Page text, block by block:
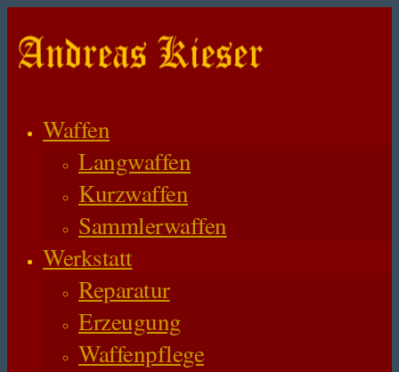
Waffen
Langwaffen
Kurzwaffen
Sammlerwaffen
Werkstatt
Reparatur
Erzeugung
Waffenpflege